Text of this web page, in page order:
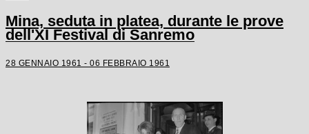
Mina, seduta in platea, durante le prove
dell'XI Festival di Sanremo
28 GENNAIO 1961 - 06 FEBBRAIO 1961